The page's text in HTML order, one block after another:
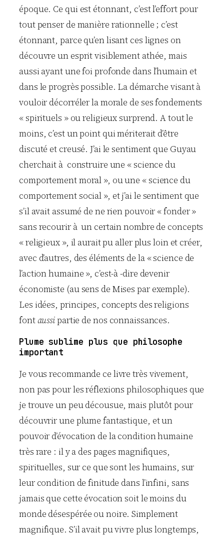
époque. Ce qui est étonnant, c’est l’effort pour
tout penser de manière rationnelle ; c’est
étonnant, parce qu’en lisant ces lignes on
découvre un esprit visiblement athée, mais
aussi ayant une foi profonde dans l’humain et
dans le progrès possible. La démarche visant à
vouloir décorréler la morale de ses fondements
« spirituels » ou religieux surprend. A tout le
moins, c’est un point qui mériterait d’être
discuté et creusé. J’ai le sentiment que Guyau
cherchait à construire une « science du
comportement moral », ou une « science du
comportement social », et j’ai le sentiment que
s’il avait assumé de ne rien pouvoir « fonder »
sans recourir à un certain nombre de concepts
« religieux », il aurait pu aller plus loin et créer,
avec d’autres, des éléments de la « science de
l’action humaine », c’est-à -dire devenir
économiste (au sens de Mises par exemple).
Les idées, principes, concepts des religions
fontaussipartie de nos connaissances.
Plume sublime plus que philosophe
important
Je vous recommande ce livre très vivement,
non pas pour les réflexions philosophiques que
je trouve un peu décousue, mais plutôt pour
découvrir une plume fantastique, et un
pouvoir d’évocation de la condition humaine
très rare : il y a des pages magnifiques,
spirituelles, sur ce que sont les humains, sur
leur condition de finitude dans l’infini, sans
jamais que cette évocation soit le moins du
monde désespérée ou noire. Simplement
magnifique. S’il avait pu vivre plus longtemps,